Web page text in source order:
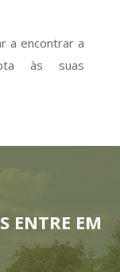
a encontrar a
às suas
ENTRE EM